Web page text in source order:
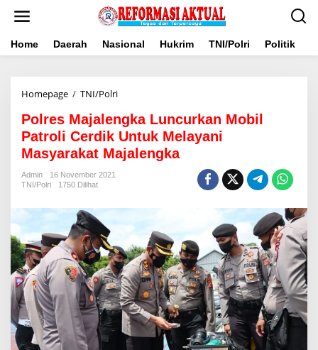
Home Daerah Nasional Hukrim TNI/Polri Politik
Homepage / TNI/PolriPolres
Luncurkan
Mobil
Patroli
Cerdik
Majalengka
Polres Majalengka Luncurkan Mobil
Patroli Cerdik Untuk Melayani
Masyarakat Majalengka
Admin
16 November 2021
TNI/Polri
1750 Dilihat